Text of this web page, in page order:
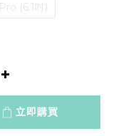
(6.1吋)
立即購買